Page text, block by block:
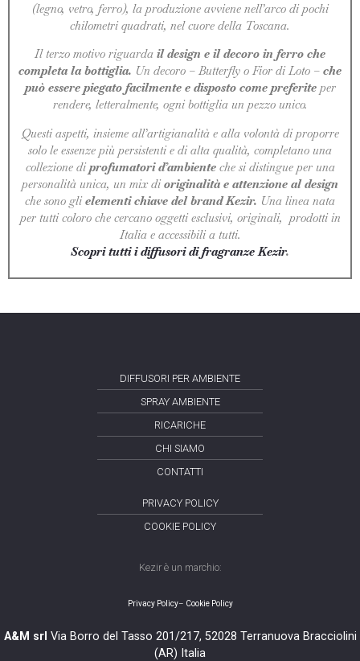
(legno, vetro, ferro), la produzione avviene nell’arco di pochi
chilometri quadrati, nel cuore della Toscana.
Il terzo motivo riguarda il design e il decoro in ferro che
completa la bottiglia. Un decoro – Butterfly o Fior di Loto – che
può essere piegato facilmente e disposto come preferiteper
rendere, letteralmente, ogni bottiglia un pezzo unico.
Questi aspetti, insieme all’artigianalità e alla volontà di proporre
solo le essenze più persistenti e di alta qualità, completano una
collezione di profumatori d’ambienteche si distingue per una
personalità unica, un mix di originalità e attenzione al design
che sono gli elementi chiave del brand Kezir. Una linea nata
per tutti coloro che cercano oggetti esclusivi, originali, prodotti in
Italia e accessibili a tutti.
Scopri tutti i diffusori di fragranze Kezir.
DIFFUSORI PER AMBIENTE
SPRAY AMBIENTE
RICARICHE
CHI SIAMO
CONTATTI
PRIVACY POLICY
COOKIE POLICY
Kezir è un marchio:
Privacy Policy– Cookie Policy
A&M srl Via Borro del Tasso 201/217, 52028 Terranuova Bracciolini
(AR) Italia